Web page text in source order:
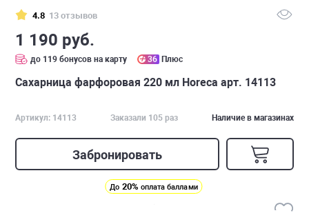
4.8 13 отзывов
1 190 руб.
до 119 бонусов на карту 36 Плюс
Сахарница фарфоровая 220 мл Horeca арт. 14113
Артикул: 14113 Заказали 105 раз Наличие в магазинах
Забронировать
До 20% оплата баллами